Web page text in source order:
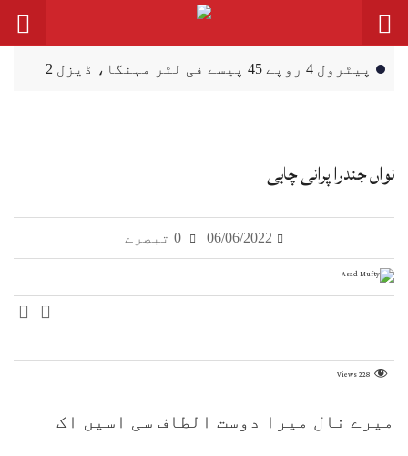
پیٹرول 4 روپے 45 پیسے فی لٹر مہنگا، ڈیزل 2
اینٹی پرسنل مائن (بارودی سرنگ) برآمد
پربندھ (گڈ گورننس) لئی فنکشنل مسلم لیگ وی
نویں صوبیاں دی حامی اے
نواں جندرا پرانی چابی
06/06/2022
Views228
میرے نال میرا دوست الطاف سی اسیں اک